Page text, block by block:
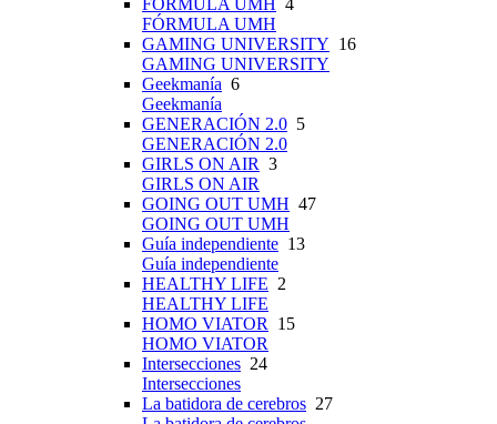
FÓRMULA UMH 4
FÓRMULA UMH
GAMING UNIVERSITY 16
GAMING UNIVERSITY
Geekmanía 6
Geekmanía
GENERACIÓN 2.0 5
GENERACIÓN 2.0
GIRLS ON AIR 3
GIRLS ON AIR
GOING OUT UMH 47
GOING OUT UMH
Guía independiente 13
Guía independiente
HEALTHY LIFE 2
HEALTHY LIFE
HOMO VIATOR
15
HOMO VIATOR
Intersecciones 24
Intersecciones
La batidora de cerebros 27